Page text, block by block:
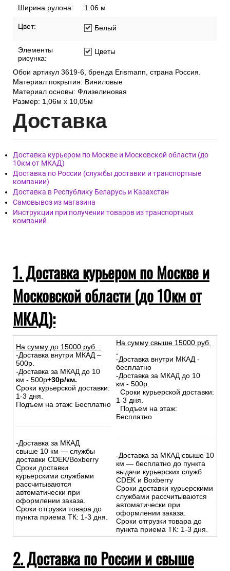
Ширина рулона: 1.06 м
Цвет: Белый
Элементы
рисунка:
Цветы
Обои артикул 3619-6, бренда Erismann, страна Россия.
Материал покрытия: Виниловые
Материал основы: Флизелиновая
Размер: 1,06м х 10,05м
Доставка
Доставка курьером по Москве и Московской области (до
10км от МКАД)
Доставка по России (службы доставки и транспортные
компании)
Доставка в Республику Беларусь и Казахстан
Самовывоз из магазина
Инструкции при получении товаров из транспортных
компаний
1. Доставка курьером по Москве и
Московской области (до 10км от
МКАД):
На сумму до 15000 руб. :
-Доставка внутри МКАД –
500р.
-Доставка за МКАД до 10
км - 500р+30р/км.
Сроки курьерской доставки:
1-3 дня.
Подъем на этаж: Бесплатно
-Доставка за МКАД
свыше 10 км — службы
доставки CDEK/Boxberry
Сроки доставки
курьерскими службами
рассчитываются
автоматически при
оформлении заказа.
Сроки отгрузки товара до
пункта приема ТК: 1-3 дня.
На сумму свыше 15000 руб.
:
-Доставка внутри МКАД -
бесплатно
-Доставка за МКАД до 10
км - 500р.
Сроки курьерской доставки:
1-3 дня.
Подъем на этаж:
Бесплатно
-Доставка за МКАД свыше 10
км — бесплатно до пункта
выдачи курьерских служб
CDEK и Boxberry
Сроки доставки курьерскими
службами рассчитываются
автоматически при
оформлении заказа.
Сроки отгрузки товара до
пункта приема ТК: 1-3 дня.
2. Доставка по России и свыше